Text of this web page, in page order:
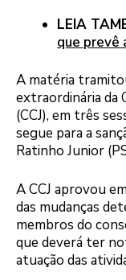
LEIA
que prevê
A matéria
extraordinária da
(CCJ), em três
segue para a
Ratinho Junior
A CCJ aprovou
das mudanças
membros do
que deverá ter
atuação das